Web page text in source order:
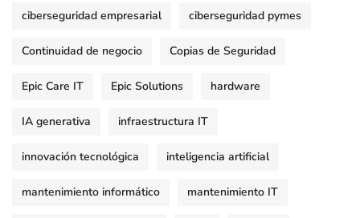
ciberseguridad empresarial ciberseguridad pymes
Continuidad de negocio Copias de Seguridad
Epic Care IT Epic Solutions hardware
IA generativa infraestructura IT
innovación tecnológica inteligencia artificial
mantenimiento informático mantenimiento IT